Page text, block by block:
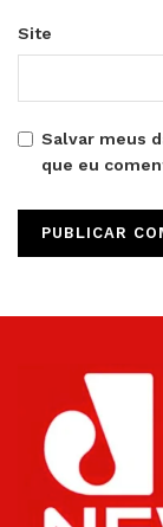
Site
Salvar meus
que eu